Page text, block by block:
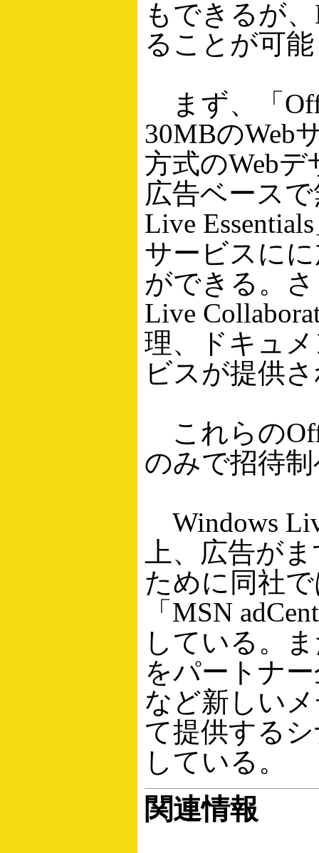
もできるが
ることが可
まず、「
30MBのWeb
方式のWeb
広告ベース
Live
サービスに
ができる。
Live
理、ドキュ
ビスが提供
これらの
のみで招待
Windows
上、広告が
ために同社
「MSN
している。
をパートナ
など新しい
て提供する
している。
関連情報